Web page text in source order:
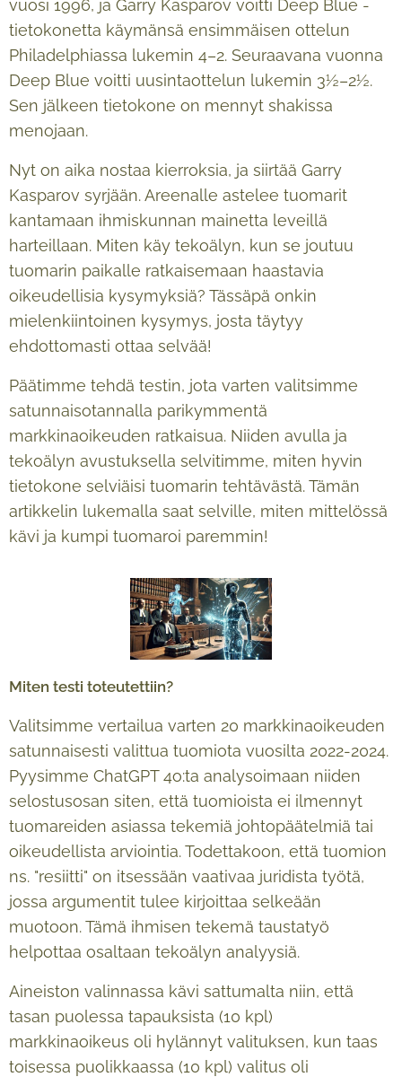
vuosi 1996, ja Garry Kasparov voitti Deep Blue -
tietokonetta käymänsä ensimmäisen ottelun
Philadelphiassa lukemin 4–2. Seuraavana vuonna
Deep Blue voitti uusintaottelun lukemin 3½–2½.
Sen jälkeen tietokone on mennyt shakissa
menojaan.
Nyt on aika nostaa kierroksia, ja siirtää Garry
Kasparov syrjään. Areenalle astelee tuomarit
kantamaan ihmiskunnan mainetta leveillä
harteillaan. Miten käy tekoälyn, kun se joutuu
tuomarin paikalle ratkaisemaan haastavia
oikeudellisia kysymyksiä? Tässäpä onkin
mielenkiintoinen kysymys, josta täytyy
ehdottomasti ottaa selvää!
Päätimme tehdä testin, jota varten valitsimme
satunnaisotannalla parikymmentä
markkinaoikeuden ratkaisua. Niiden avulla ja
tekoälyn avustuksella selvitimme, miten hyvin
tietokone selviäisi tuomarin tehtävästä. Tämän
artikkelin lukemalla saat selville, miten mittelössä
kävi ja kumpi tuomaroi paremmin!
Miten testi toteutettiin?
Valitsimme vertailua varten 20 markkinaoikeuden
satunnaisesti valittua tuomiota vuosilta 2022-2024.
Pyysimme ChatGPT 4o:ta analysoimaan niiden
selostusosan siten, että tuomioista ei ilmennyt
tuomareiden asiassa tekemiä johtopäätelmiä tai
oikeudellista arviointia. Todettakoon, että tuomion
ns. "resiitti" on itsessään vaativaa juridista työtä,
jossa argumentit tulee kirjoittaa selkeään
muotoon. Tämä ihmisen tekemä taustatyö
helpottaa osaltaan tekoälyn analyysiä.
Aineiston valinnassa kävi sattumalta niin, että
tasan puolessa tapauksista (10 kpl)
markkinaoikeus oli hylännyt valituksen, kun taas
toisessa puolikkaassa (10 kpl) valitus oli